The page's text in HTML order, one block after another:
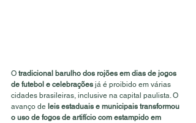
O tradicional barulho dos rojões em dias de jogos
de futebol e celebrações já é proibido em várias
cidades brasileiras, inclusive na capital paulista. O
avanço de leis estaduais e municipais transformou
o uso de fogos de artifício com estampido em